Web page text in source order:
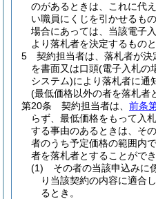
のがあるときは、これに代
い職員にくじを引かせるも
場合にあっては、当該電子
より落札者を決定するものと
5
契約担当者は、落札者が
を書面又は口頭(電子入札の
システム)により落札者に通
(最低価格以外の者を落札者
第20条
契約担当者は、 前条
らず、最低価格をもって入
する事由のあるときは、そ
者のうち予定価格の範囲内
者を落札者とすることができ
(1)
その者の当該申込みに
り当該契約の内容に適合
るとき。